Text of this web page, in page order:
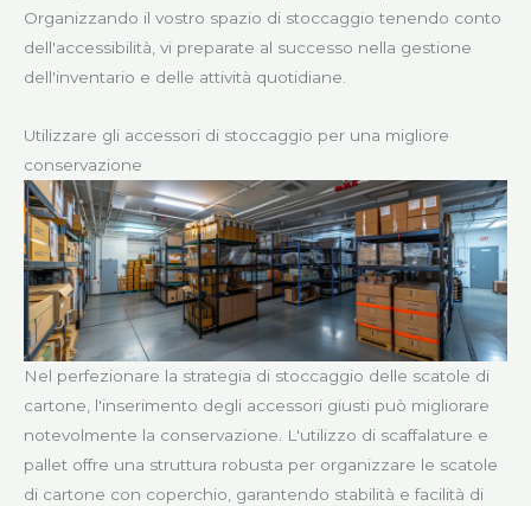
Organizzando il vostro spazio di stoccaggio tenendo conto
dell'accessibilità, vi preparate al successo nella gestione
dell'inventario e delle attività quotidiane.
Utilizzare gli accessori di stoccaggio per una migliore
conservazione
Nel perfezionare la strategia di stoccaggio delle scatole di
cartone, l'inserimento degli accessori giusti può migliorare
notevolmente la conservazione. L'utilizzo di scaffalature e
pallet offre una struttura robusta per organizzare le scatole
di cartone con coperchio, garantendo stabilità e facilità di